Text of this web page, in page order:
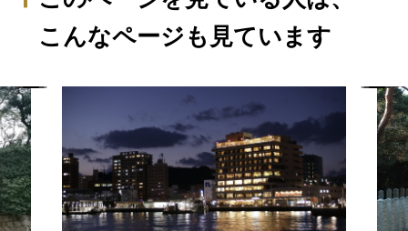
こんなページも見ています